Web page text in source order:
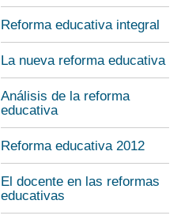
Reforma educativa integral
La nueva reforma educativa
Análisis de la reforma
educativa
Reforma educativa 2012
El docente en las reformas
educativas